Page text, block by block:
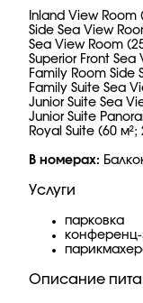
Inland View Room
Side Sea View
Sea View Room
Superior Front Sea
Family Room Side
Family Suite Sea
Junior Suite Sea
Junior Suite
Royal Suite (60
В номерах:
Услуги
парковка
конференц-
Описание